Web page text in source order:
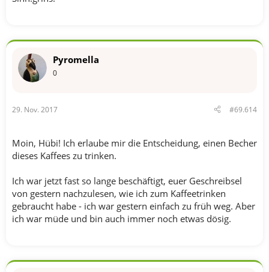
Pyromella
0
29. Nov. 2017 #69.614
Moin, Hübi! Ich erlaube mir die Entscheidung, einen Becher
dieses Kaffees zu trinken.
Ich war jetzt fast so lange beschäftigt, euer Geschreibsel
von gestern nachzulesen, wie ich zum Kaffeetrinken
gebraucht habe - ich war gestern einfach zu früh weg. Aber
ich war müde und bin auch immer noch etwas dösig.